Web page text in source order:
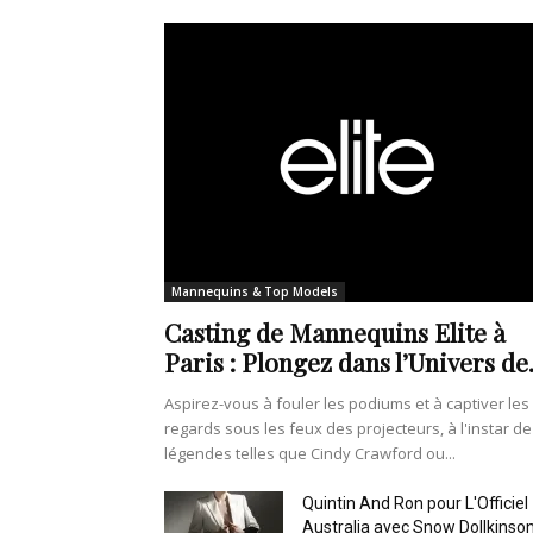
Mannequins & Top Models
Casting de Mannequins Elite à
Paris : Plongez dans l’Univers
Aspirez-vous à fouler les podiums et à captiver les
regards sous les feux des projecteurs, à l'instar de
légendes telles que Cindy Crawford ou...
Quintin And Ron pour L'Officiel
Australia avec Snow